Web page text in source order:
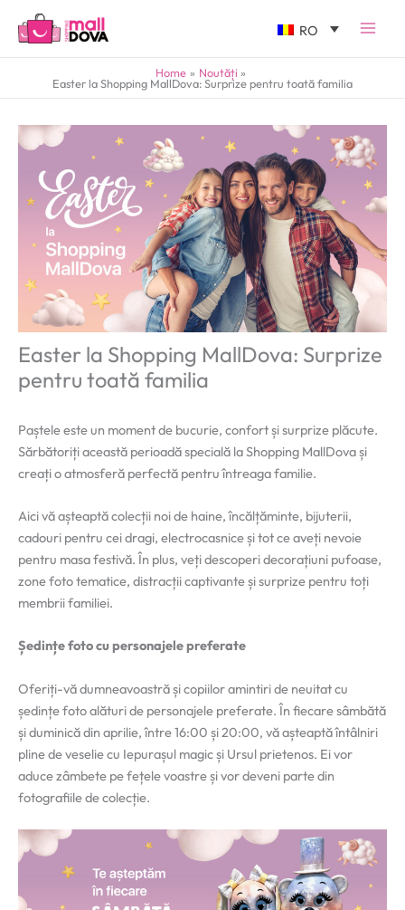
RO
Home Noutăți
Easter la Shopping MallDova: Surprize pentru toată familia
Easter la Shopping MallDova: Surprize
pentru toată familia
Paștele este un moment de bucurie, confort și surprize plăcute.
Sărbătoriți această perioadă specială la Shopping MallDova și
creați o atmosferă perfectă pentru întreaga familie.
Aici vă așteaptă colecții noi de haine, încălțăminte, bijuterii,
cadouri pentru cei dragi, electrocasnice și tot ce aveți nevoie
pentru masa festivă. În plus, veți descoperi decorațiuni pufoase,
zone foto tematice, distracții captivante și surprize pentru toți
membrii familiei.
Ședințe foto cu personajele preferate
Oferiți-vă dumneavoastră și copiilor amintiri de neuitat cu
ședințe foto alături de personajele preferate. În fiecare sâmbătă
și duminică din aprilie, între 16:00 și 20:00, vă așteaptă întâlniri
pline de veselie cu Iepurașul magic și Ursul prietenos. Ei vor
aduce zâmbete pe fețele voastre și vor deveni parte din
fotografiile de colecție.